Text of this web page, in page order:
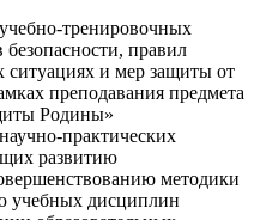
тренировочных
правил
ситуациях и мер защиты от
преподавания предмета
Родины»
практических
развитию
методики
учебных дисциплин